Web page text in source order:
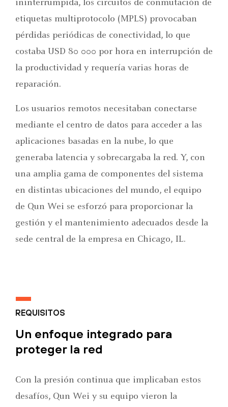
ininterrumpida, los circuitos de conmutación de
etiquetas multiprotocolo (MPLS) provocaban
pérdidas periódicas de conectividad, lo que
costaba USD 80 000 por hora en interrupción de
la productividad y requería varias horas de
reparación.
Los usuarios remotos necesitaban conectarse
mediante el centro de datos para acceder a las
aplicaciones basadas en la nube, lo que
generaba latencia y sobrecargaba la red. Y, con
una amplia gama de componentes del sistema
en distintas ubicaciones del mundo, el equipo
de Qun Wei se esforzó para proporcionar la
gestión y el mantenimiento adecuados desde la
sede central de la empresa en Chicago, IL.
REQUISITOS
Un enfoque integrado para
proteger la red
Con la presión continua que implicaban estos
desafíos, Qun Wei y su equipo vieron la